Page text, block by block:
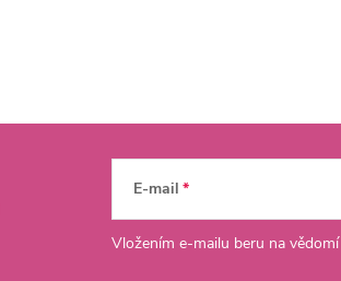
E-mail
Vložením e-mailu beru na vědomí